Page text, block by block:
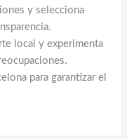
y selecciona
local y experimenta
para garantizar el